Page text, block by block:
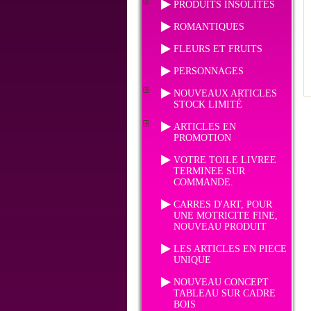
PRODUITS INSOLITES
ROMANTIQUES
FLEURS ET FRUITS
PERSONNAGES
NOUVEAUX ARTICLES
STOCK LIMITÉ
ARTICLES EN
PROMOTION
VOTRE TOILE LIVREE
TERMINEE SUR
COMMANDE.
CARRES D'ART, POUR
UNE MOTRICITE FINE,
NOUVEAU PRODUIT
LES ARTICLES EN PIECE
UNIQUE
NOUVEAU CONCEPT
TABLEAU SUR CADRE
BOIS